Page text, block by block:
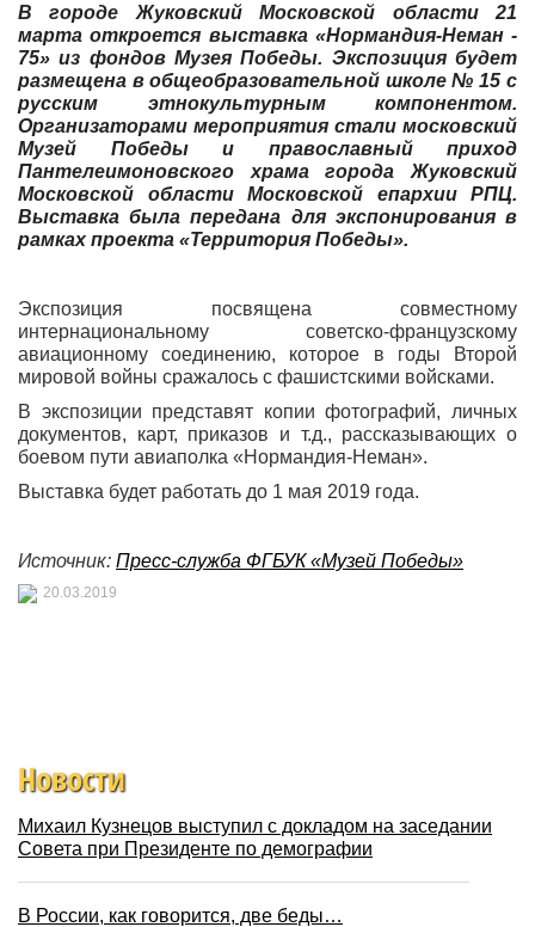
В городе Жуковский Московской области 21
марта откроется выставка «Нормандия-Неман -
75» из фондов Музея Победы. Экспозиция будет
размещена в общеобразовательной школе № 15 с
русским этнокультурным компонентом.
Организаторами мероприятия стали московский
Музей Победы и православный приход
Пантелеимоновского храма города Жуковский
Московской области Московской епархии РПЦ.
Выставка была передана для экспонирования в
рамках проекта «Территория Победы».
Экспозиция посвящена совместному
интернациональному советско-французскому
авиационному соединению, которое в годы Второй
мировой войны сражалось с фашистскими войсками.
В экспозиции представят копии фотографий, личных
документов, карт, приказов и т.д., рассказывающих о
боевом пути авиаполка «Нормандия-Неман».
Выставка будет работать до 1 мая 2019 года.
Источник: Пресс-служба ФГБУК «Музей Победы»
20.03.2019
Новости
Михаил Кузнецов выступил с докладом на заседании
Совета при Президенте по демографии
В России, как говорится, две беды…